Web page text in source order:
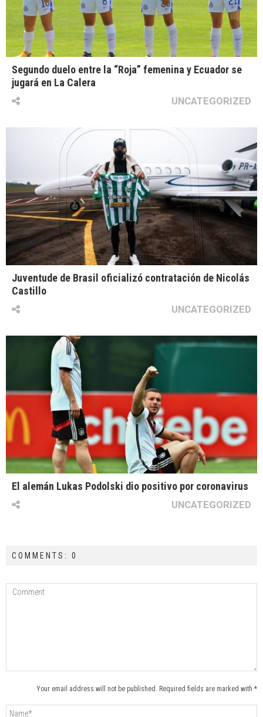
Segundo duelo entre la “Roja” femenina y Ecuador se
jugará en La Calera
UNCATEGORIZED
Juventude de Brasil oficializó contratación de Nicolás
Castillo
UNCATEGORIZED
El alemán Lukas Podolski dio positivo por coronavirus
UNCATEGORIZED
COMMENTS: 0
Your email address will not be published. Required fields are marked with *